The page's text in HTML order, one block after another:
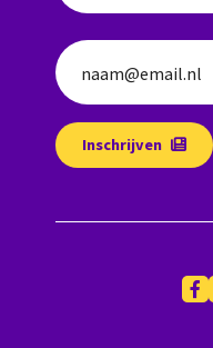
naam@email.nl
Inschrijven